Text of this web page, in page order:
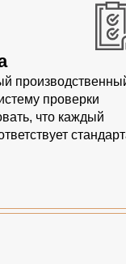
проверки
что каждый